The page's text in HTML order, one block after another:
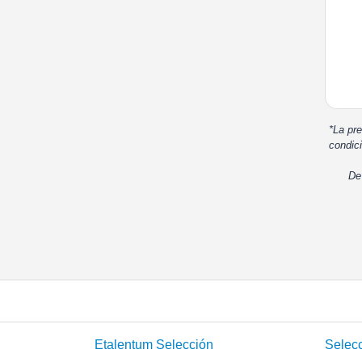
*La
Etalentum Selección